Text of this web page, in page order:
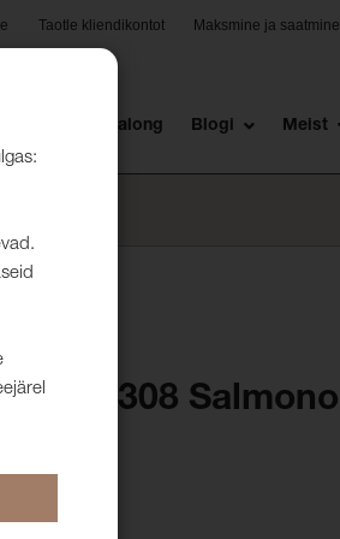
Taotle kliendikontot Maksmine ja saatmine
Müügisalong Blogi Meist
308 Salmono